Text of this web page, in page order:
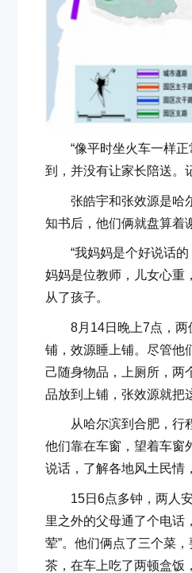
“像平时坐火车一样正
到，并没有让家长陪送。
张皓宇和张效源是哈尔
知书后，他们俩就盘算着
“我妈妈是个好说话的
妈妈是位教师，儿女心重
从了孩子。
8月14日晚上7点，两位
铺，效源睡上铺。尽管他
己随身物品，上厕所，两
品放到上铺，张效源就把
从哈尔滨到合肥，行程
他们靠在车窗，望着车窗
说话，了解各地风土民情
15日6点多钟，两人安
里之外的父母通了个电话
荤”。他们俩点了三个菜
茶，在车上吃了两顿盒饭